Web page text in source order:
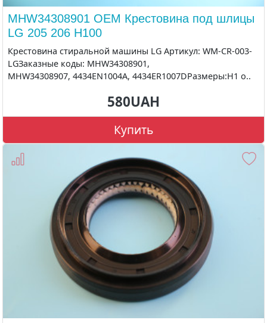
MHW34308901 OEM Крестовина под шлицы
LG 205 206 H100
Крестовина стиральной машины LG Артикул: WM-CR-003-
LGЗаказные коды: MHW34308901,
MHW34308907, 4434EN1004A, 4434ER1007DРазмеры:H1 о..
580UAH
Купить